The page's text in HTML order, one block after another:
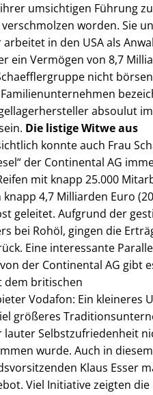
umsichtigen Führung
worden. Sie
arbeitet in den USA als
ein Vermögen von 8,7
nicht
absoulut
Die listige Witwe aus
konnte auch Frau
der Continental AG
mit knapp 25.000
4,7 Milliarden Euro
geleitet. Aufgrund der
bei Rohöl, gingen die
Eine interessante
der Continental AG gibt
dem britischen
Vodafon: Ein kleineres
größeres
lauter Selbstzufriedenheit
wurde. Auch in
Klaus Esser
Viel Initiative zeigten